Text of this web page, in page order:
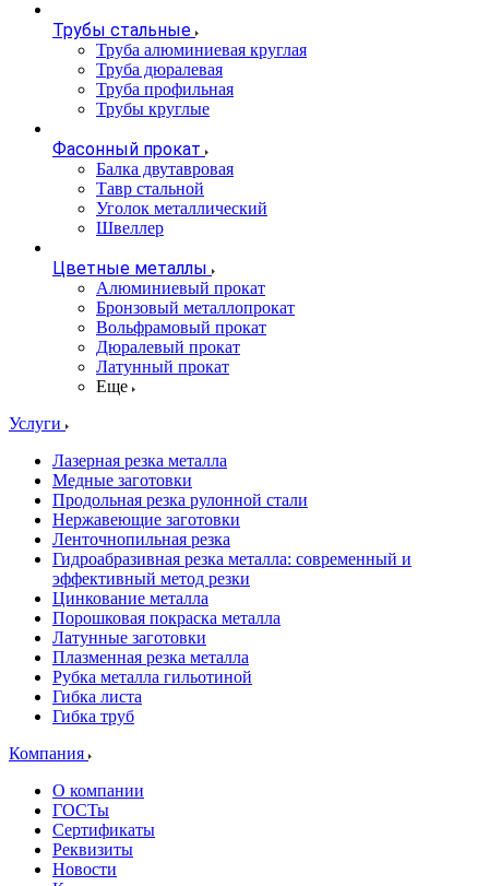
Трубы стальные
Труба алюминиевая круглая
Труба дюралевая
Труба профильная
Трубы круглые
Фасонный прокат
Балка двутавровая
Тавр стальной
Уголок металлический
Швеллер
Цветные металлы
Алюминиевый прокат
Бронзовый металлопрокат
Вольфрамовый прокат
Дюралевый прокат
Латунный прокат
Еще
Услуги
Лазерная резка металла
Медные заготовки
Продольная резка рулонной стали
Нержавеющие заготовки
Ленточнопильная резка
Гидроабразивная резка металла: современный и
эффективный метод резки
Цинкование металла
Порошковая покраска металла
Латунные заготовки
Плазменная резка металла
Рубка металла гильотиной
Гибка листа
Гибка труб
Компания
О компании
ГОСТы
Сертификаты
Реквизиты
Новости